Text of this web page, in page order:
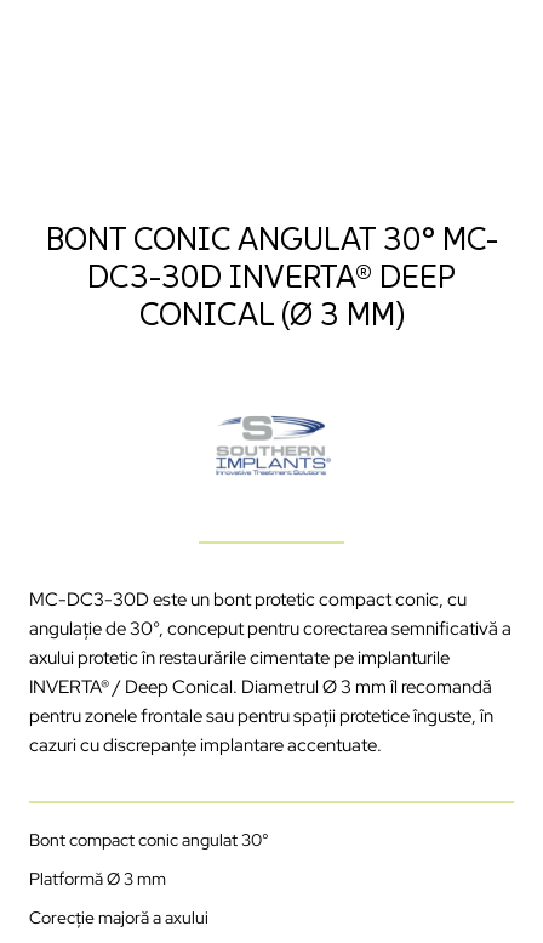
BONT CONIC ANGULAT 30° MC-
DC3-30D INVERTA® DEEP
CONICAL (Ø 3 MM)
MC-DC3-30Deste un bont proteticcompact conic, cu
angulațiede 30°, conceput pentrucorectarea semnificativă a
axului proteticîn restaurărilecimentate peimplanturile
INVERTA® / Deep Conical. Diametrul Ø 3 mmîl recomandă
pentruzonelefrontalesau pentruspații proteticeînguste,în
cazuricudiscrepanțeimplantareaccentuate.
Bontcompact conicangulat30°
PlatformăØ 3 mm
Corecțiemajorăaaxului